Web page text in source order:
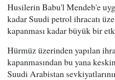
Husilerin Babu'l Mendeb'e
kadar Suudi petrol ihracatı
kapanması kadar büyük bir
Hürmüz üzerinden yapılan
kapanmasından bu yana
Suudi Arabistan